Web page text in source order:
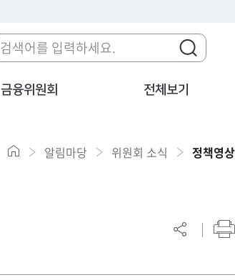
금융위원회 전체보기
알림마당 위원회 소식 정책영상